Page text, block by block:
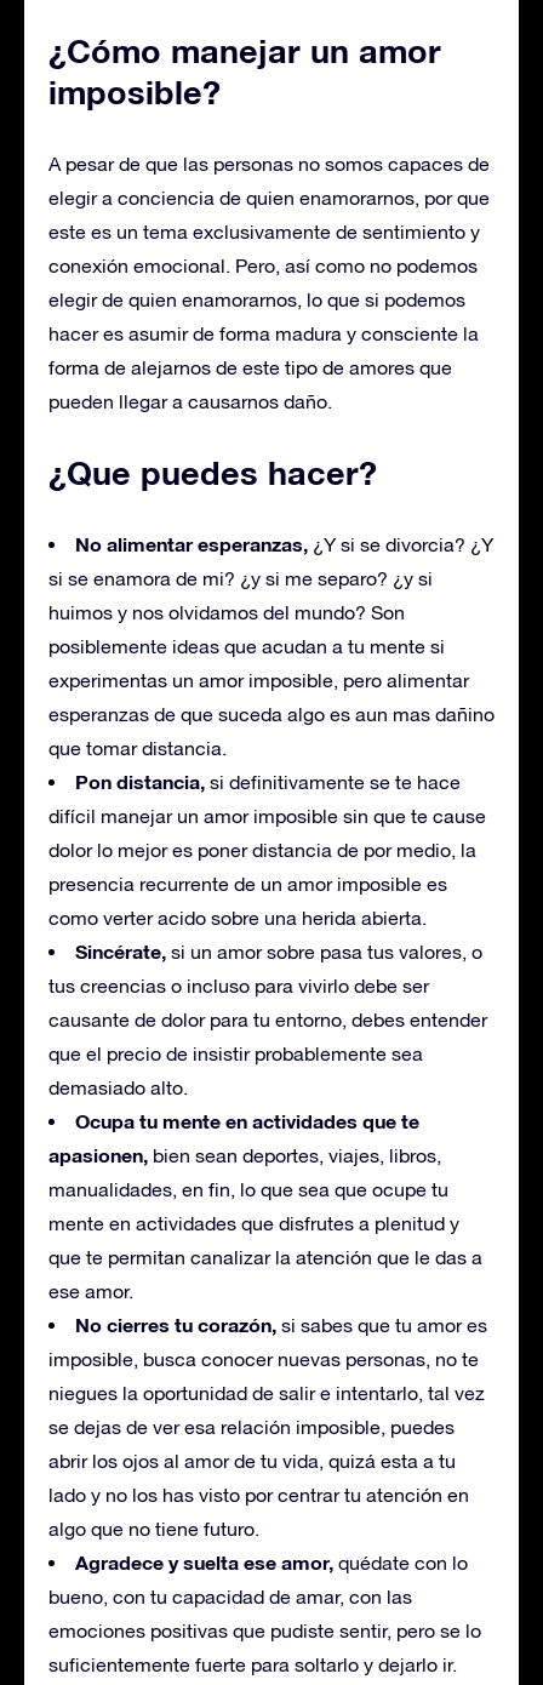
¿Cómo manejar un amor
imposible?
A pesar de que las personas no somos capaces de
elegir a conciencia de quien enamorarnos, por que
este es un tema exclusivamente de sentimiento y
conexión emocional. Pero, así como no podemos
elegir de quien enamorarnos, lo que si podemos
hacer es asumir de forma madura y consciente la
forma de alejarnos de este tipo de amores que
pueden llegar a causarnos daño.
¿Que puedes hacer?
No alimentar esperanzas, ¿Y si se divorcia? ¿Y
si se enamora de mi? ¿y si me separo? ¿y si
huimos y nos olvidamos del mundo? Son
posiblemente ideas que acudan a tu mente si
experimentas un amor imposible, pero alimentar
esperanzas de que suceda algo es aun mas dañino
que tomar distancia.
Pon distancia, si definitivamente se te hace
difícil manejar un amor imposible sin que te cause
dolor lo mejor es poner distancia de por medio, la
presencia recurrente de un amor imposible es
como verter acido sobre una herida abierta.
Sincérate, si un amor sobre pasa tus valores, o
tus creencias o incluso para vivirlo debe ser
causante de dolor para tu entorno, debes entender
que el precio de insistir probablemente sea
demasiado alto.
Ocupa tu mente en actividades que te
apasionen, bien sean deportes, viajes, libros,
manualidades, en fin, lo que sea que ocupe tu
mente en actividades que disfrutes a plenitud y
que te permitan canalizar la atención que le das a
ese amor.
No cierres tu corazón, si sabes que tu amor es
imposible, busca conocer nuevas personas, no te
niegues la oportunidad de salir e intentarlo, tal vez
se dejas de ver esa relación imposible, puedes
abrir los ojos al amor de tu vida, quizá esta a tu
lado y no los has visto por centrar tu atención en
algo que no tiene futuro.
Agradece y suelta ese amor, quédate con lo
bueno, con tu capacidad de amar, con las
emociones positivas que pudiste sentir, pero se lo
suficientemente fuerte para soltarlo y dejarlo ir.